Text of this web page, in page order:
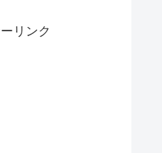
リンク